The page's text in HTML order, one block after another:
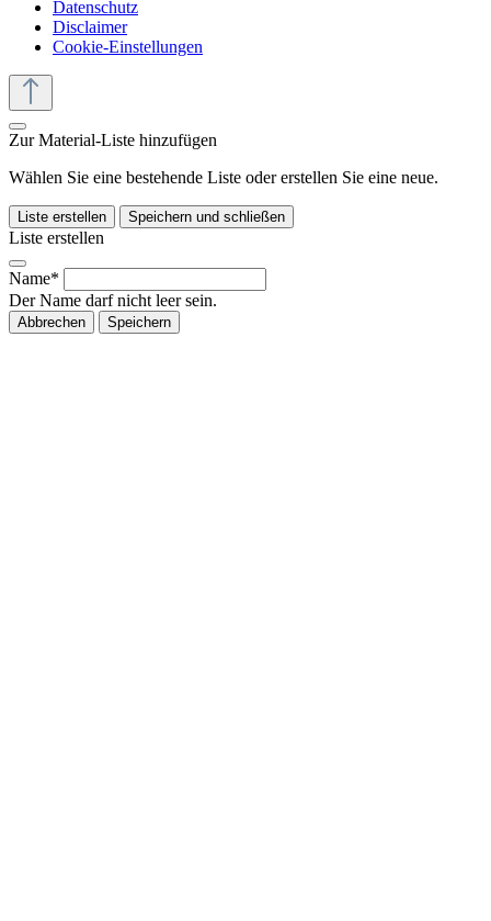
Datenschutz
Disclaimer
Cookie-Einstellungen
Zur Material-Liste hinzufügen
Wählen Sie eine bestehende Liste oder erstellen Sie eine neue.
Liste erstellen Speichern und schließen
Liste erstellen
Name*
Der Name darf nicht leer sein.
Abbrechen Speichern